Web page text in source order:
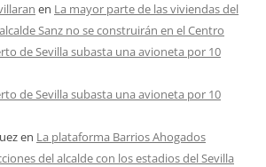
en La mayor parte de las viviendas del
Sanz no se construirán en el Centro
de Sevilla subasta una avioneta por 10
de Sevilla subasta una avioneta por 10
en La plataforma Barrios Ahogados
del alcalde con los estadios del Sevilla